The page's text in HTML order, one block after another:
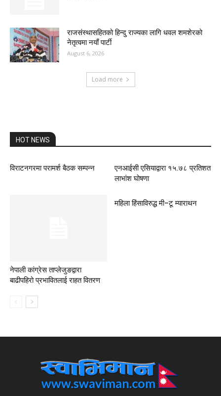
राजसंस्थासहितको हिन्दु राज्यका लागि धवल शमशेरको
नेतृत्वमा नयाँ पार्टी
August 6, 2026
Load more
HOT NEWS
विराटनगरमा परामर्श बैठक सम्पन्न
एनआईसी एसियाद्वारा १५.७८ प्रतिशत
लाभांश घोषणा
नेपाली कांग्रेस ताप्लेजुङद्वारा
बाढीपहिरो प्रभावितलाई राहत वितरण
महिला हिंसाविरुद्ध मी–टू म्याराथन